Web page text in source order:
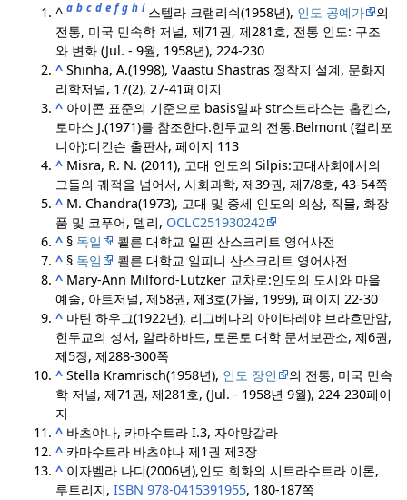
^a b c d e f g h i 스텔라 크램리쉬(1958년), 인도 공예가
의
전통, 미국 민속학 저널, 제71권, 제281호, 전통 인도: 구조
와 변화 (Jul. - 9월, 1958년), 224-230
^ Shinha, A.(1998), Vaastu Shastras 정착지 설계, 문화지
리학저널, 17(2), 27-41페이지
^ 아이콘 표준의 기준으로 basis일파 str스트라스는 홉킨스,
토마스 J.(1971)를 참조한다.힌두교의 전통.Belmont (캘리포
니아):디킨슨 출판사, 페이지 113
^ Misra, R. N. (2011), 고대 인도의 Silpis:고대사회에서의
그들의 궤적을 넘어서, 사회과학, 제39권, 제7/8호, 43-54쪽
^ M. Chandra(1973), 고대 및 중세 인도의 의상, 직물, 화장
품 및 코푸어, 델리, OCLC251930242
^ § 독일
쾰른 대학교 일핀 산스크리트 영어사전
^ § 독일
쾰른 대학교 일피니 산스크리트 영어사전
^ Mary-Ann Milford-Lutzker 교차로:인도의 도시와 마을
예술, 아트저널, 제58권, 제3호(가을, 1999), 페이지 22-30
^ 마틴 하우그(1922년), 리그베다의 아이타레야 브라흐만암,
힌두교의 성서, 알라하바드, 토론토 대학 문서보관소, 제6권,
제5장, 제288-300쪽
^ Stella Kramrisch(1958년), 인도 장인
의 전통, 미국 민속
학 저널, 제71권, 제281호, (Jul. - 1958년 9월), 224-230페이
지
^ 바츠야나, 카마수트라 I.3, 자야망갈라
^ 카마수트라 바츠야나 제1권 제3장
^ 이자벨라 나디(2006년),인도 회화의 시트라수트라 이론,
루트리지,ISBN 978-0415391955, 180-187쪽